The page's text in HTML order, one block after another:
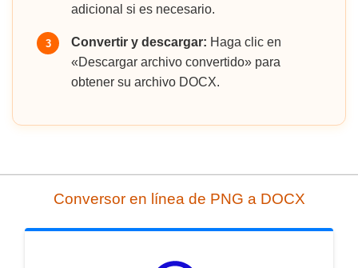
adicional si es necesario.
3 Convertir y descargar: Haga clic en
«Descargar archivo convertido» para
obtener su archivo DOCX.
Conversor en línea de PNG a DOCX